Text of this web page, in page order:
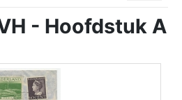
- Hoofdstuk A